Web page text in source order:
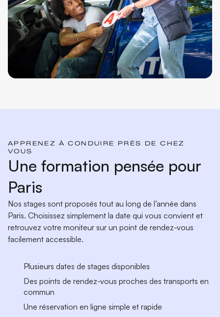
APPRENEZ À CONDUIRE PRÈS DE CHEZ
VOUS
Une formation pensée pour
Paris
Nos stages sont proposés tout au long de l’année dans
Paris. Choisissez simplement la date qui vous convient et
retrouvez votre moniteur sur un point de rendez-vous
facilement accessible.
Plusieurs dates de stages disponibles
Des points de rendez-vous proches des transports en
commun
Une réservation en ligne simple et rapide